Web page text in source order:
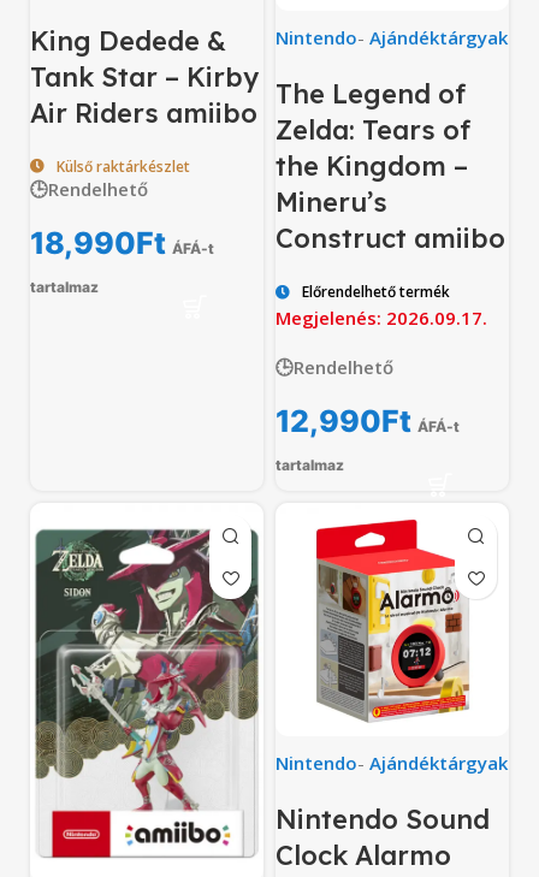
King Dedede &
Tank Star – Kirby
Air Riders amiibo
Külső raktárkészlet
🕒Rendelhető
18,990Ft ÁFÁ-t
tartalmaz
Nintendo- Ajándéktárgyak
The Legend of
Zelda: Tears of
the Kingdom –
Mineru’s
Construct amiibo
Előrendelhető termék
Megjelenés: 2026.09.17.
🕒Rendelhető
12,990Ft ÁFÁ-t
tartalmaz
Nintendo- Ajándéktárgyak
Nintendo Sound
Clock Alarmo